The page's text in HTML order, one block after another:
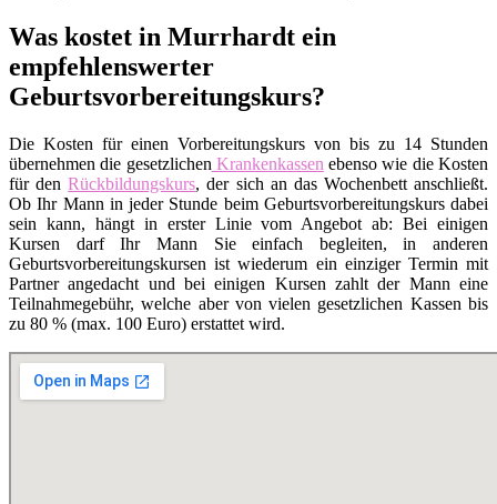
Was kostet in Murrhardt ein
empfehlenswerter
Geburtsvorbereitungskurs?
Die Kosten für einen Vorbereitungskurs von bis zu 14 Stunden
übernehmen die gesetzlichen Krankenkassen ebenso wie die Kosten
für denRückbildungskurs, der sich an das Wochenbett anschließt.
Ob Ihr Mann in jeder Stunde beim Geburtsvorbereitungskurs dabei
sein kann, hängt in erster Linie vom Angebot ab: Bei einigen
Kursen darf Ihr Mann Sie einfach begleiten, in anderen
Geburtsvorbereitungskursen ist wiederum ein einziger Termin mit
Partner angedacht und bei einigen Kursen zahlt der Mann eine
Teilnahmegebühr, welche aber von vielen gesetzlichen Kassen bis
zu 80 % (max. 100 Euro) erstattet wird.